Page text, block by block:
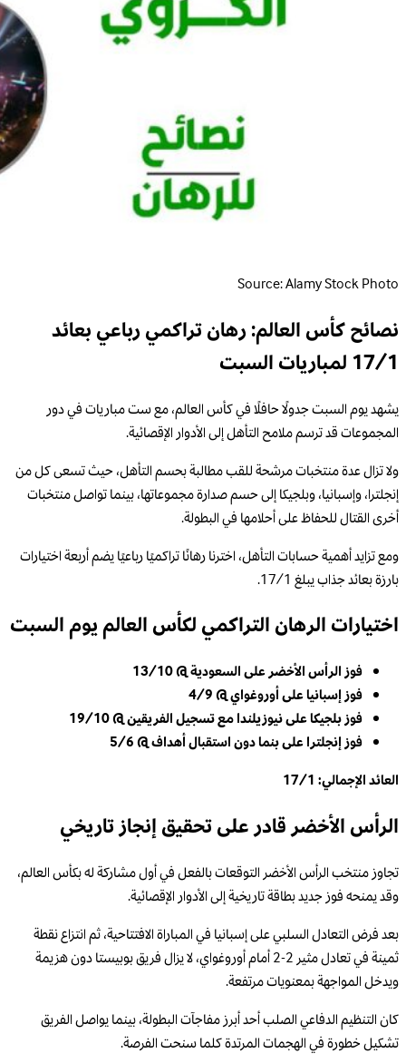
Source: Alamy Stock Photo
نصائح كأس العالم: رهان تراكمي رباعي بعائد
17/1 لمباريات السبت
يشهد يوم السبت جدولًا حافلًا في كأس العالم، مع ست مباريات في دور
المجموعات قد ترسم ملامح التأهل إلى الأدوار الإقصائية.
ولا تزال عدة منتخبات مرشحة للقب مطالبة بحسم التأهل، حيث تسعى كل من
إنجلترا، وإسبانيا، وبلجيكا إلى حسم صدارة مجموعاتها، بينما تواصل منتخبات
أخرى القتال للحفاظ على أحلامها في البطولة.
ومع تزايد أهمية حسابات التأهل، اخترنا رهانًا تراكميًا رباعيًا يضم أربعة اختيارات
بارزة بعائد جذاب يبلغ 17/1.
اختيارات الرهان التراكمي لكأس العالم يوم السبت
فوز الرأس الأخضر على السعودية @ 13/10
فوز إسبانيا على أوروغواي @ 4/9
فوز بلجيكا على نيوزيلندا مع تسجيل الفريقين @ 19/10
فوز إنجلترا على بنما دون استقبال أهداف @ 5/6
العائد الإجمالي: 17/1
الرأس الأخضر قادر على تحقيق إنجاز تاريخي
تجاوز منتخب الرأس الأخضر التوقعات بالفعل في أول مشاركة له بكأس العالم،
وقد يمنحه فوز جديد بطاقة تاريخية إلى الأدوار الإقصائية.
بعد فرض التعادل السلبي على إسبانيا في المباراة الافتتاحية، ثم انتزاع نقطة
ثمينة في تعادل مثير 2-2 أمام أوروغواي، لا يزال فريق بوبيستا دون هزيمة
ويدخل المواجهة بمعنويات مرتفعة.
كان التنظيم الدفاعي الصلب أحد أبرز مفاجآت البطولة، بينما يواصل الفريق
تشكيل خطورة في الهجمات المرتدة كلما سنحت الفرصة.